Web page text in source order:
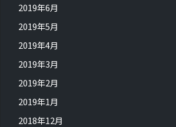
2019年6月
2019年5月
2019年4月
2019年3月
2019年2月
2019年1月
2018年12月